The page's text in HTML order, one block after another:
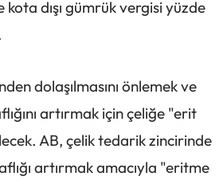
kota dışı gümrük vergisi yüzde
dolaşılmasını önlemek ve
artırmak için çeliğe "erit
AB, çelik tedarik zincirinde
artırmak amacıyla "eritme